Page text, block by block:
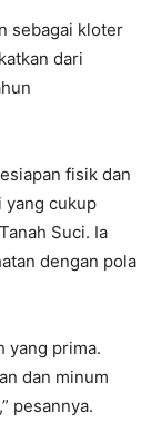
sebagai kloter
dari
fisik dan
yang cukup
Suci. Ia
dengan pola
yang prima.
dan minum
pesannya.